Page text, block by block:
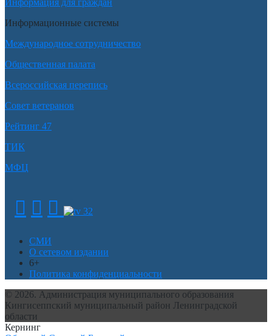
Информация для граждан
Информационные системы
Международное сотрудничество
Общественная палата
Всероссийская перепись
Совет ветеранов
Рейтинг 47
ТИК
МФЦ
СМИ
О сетевом издании
6+
Политика конфиденциальности
© 2026. Администрация муниципального образования
Кингисеппский муниципальный район Ленинградской
области
Кернинг